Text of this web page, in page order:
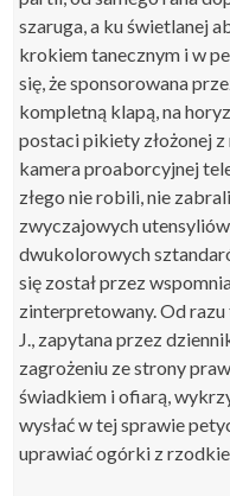
szaruga, a ku świetlanej
krokiem tanecznym i w
się, że sponsorowana
kompletną klapą, na
postaci pikiety złożonej
kamera proaborcyjnej
złego nie robili, nie
zwyczajowych
dwukolorowych
się został przez
zinterpretowany. Od razu
J., zapytana przez
zagrożeniu ze strony
świadkiem i ofiarą,
wysłać w tej sprawie
uprawiać ogórki z